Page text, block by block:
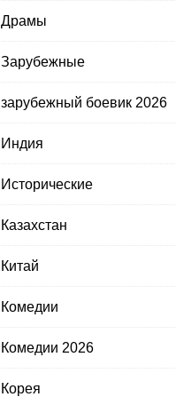
Драмы
Зарубежные
зарубежный боевик 2026
Индия
Исторические
Казахстан
Китай
Комедии
Комедии 2026
Корея